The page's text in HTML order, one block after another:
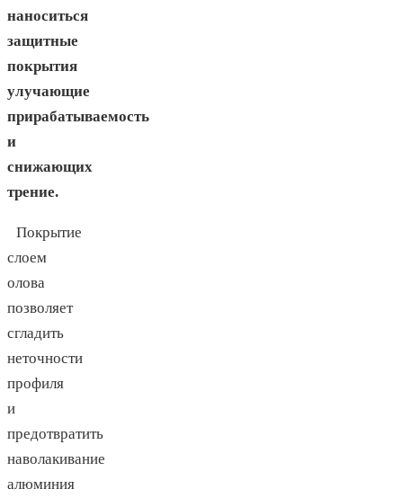
наноситься
защитные
покрытия
улучающие
прирабатываемость
и
снижающих
трение.
Покрытие
слоем
олова
позволяет
сгладить
неточности
профиля
и
предотвратить
наволакивание
алюминия